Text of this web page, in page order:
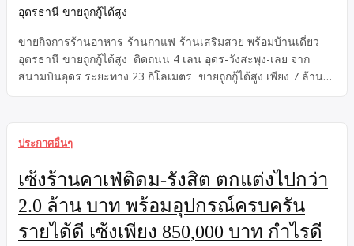
ขายกิจการร้านอาหาร-ร้านกาแฟ-ร้านเสริมสวย พร้อมบ้านเดี่ยว
อุดรธานี ขายถูกกู้ได้สูง ติดถนน 4 เลน อุดร-วังสะพุง-เลย จาก
สนามบินอุดร ระยะทาง 23 กิโลเมตร ขายถูกกู้ได้สูง เพียง 7 ล้าน
ประกาศอื่นๆ
เซ้งร้านคาเฟ่ติดม-รังสิต ตกแต่งไปกว่า
2.0 ล้าน บาท พร้อมอุปกรณ์ครบครัน
รายได้ดี เซ้งเพียง 850,000 บาท กำไรดี